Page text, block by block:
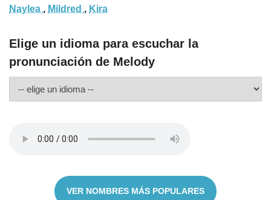
Naylea , Mildred , Kira
Elige un idioma para escuchar la
pronunciación de Melody
VER NOMBRES MÁS POPULARES